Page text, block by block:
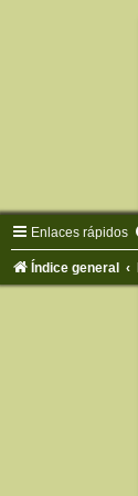
Enlaces rápidos
Índice general